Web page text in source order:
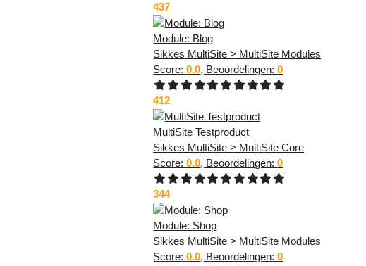
437
Module: Blog
Sikkes MultiSite > MultiSite Modules
Score:0.0, Beoordelingen:0
412
MultiSite Testproduct
Sikkes MultiSite > MultiSite Core
Score:0.0, Beoordelingen:0
344
Module: Shop
Sikkes MultiSite > MultiSite Modules
Score:0.0, Beoordelingen:0